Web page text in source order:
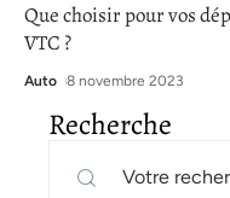
Que choisir pour vos
VTC ?
Auto 8 novembre 2023
Recherche